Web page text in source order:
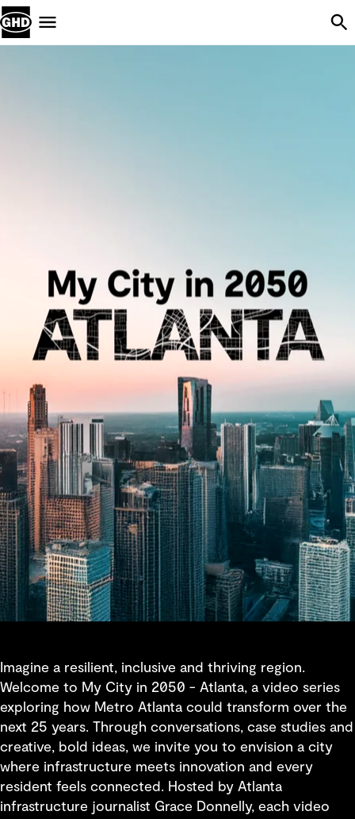
Imagine a resilient, inclusive and thriving region.
Welcome to My City in 2050 - Atlanta, a video series
exploring how Metro Atlanta could transform over the
next 25 years. Through conversations, case studies and
creative, bold ideas, we invite you to envision a city
where infrastructure meets innovation and every
resident feels connected. Hosted by Atlanta
infrastructure journalist Grace Donnelly, each video